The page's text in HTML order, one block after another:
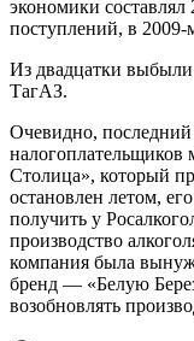
экономики
поступлений, в
Из двадцатки
ТагАЗ.
Очевидно,
Столица», который
остановлен летом,
получить у
производство
компания была
бренд — «Белую
возобновлять